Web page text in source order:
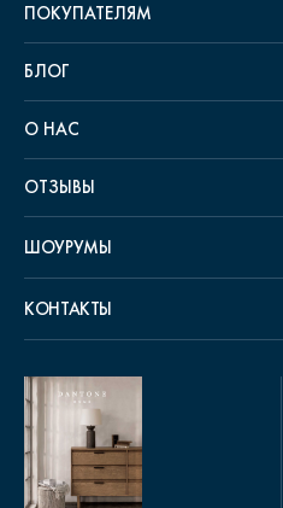
ПОКУПАТЕЛЯМ
БЛОГ
О НАС
ОТЗЫВЫ
ШОУРУМЫ
КОНТАКТЫ